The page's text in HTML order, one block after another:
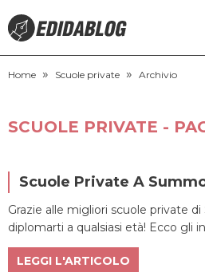
CORSI DI INGLESE
RECUPERO ANNI
SCUOLE SERALI
NEWS
Home » Scuole private » Archivio
SCUOLE PRIVATE -
Scuole Private A
Grazie alle migliori scuole private
diplomarti a qualsiasi età! Ecco gli
LEGGI L'ARTICOLO